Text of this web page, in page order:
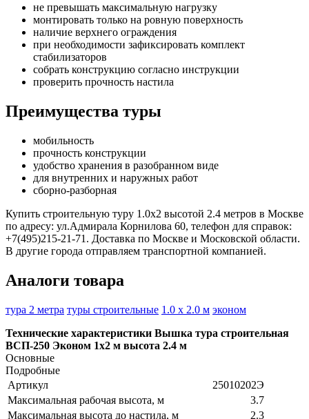
не превышать максимальную нагрузку
монтировать только на ровную поверхность
наличие верхнего ограждения
при необходимости зафиксировать комплект
стабилизаторов
собрать конструкцию согласно инструкции
проверить прочность настила
Преимущества туры
мобильность
прочность конструкции
удобство хранения в разобранном виде
для внутренних и наружных работ
сборно-разборная
Купить строительную туру 1.0х2 высотой 2.4 метров в Москве
по адресу: ул.Адмирала Корнилова 60, телефон для справок:
+7(495)215-21-71. Доставка по Москве и Московской области.
В другие города отправляем транспортной компанией.
Аналоги товара
тура 2 метра туры строительные 1.0 х 2.0 м эконом
Технические характеристики Вышка тура строительная
ВСП-250 Эконом 1х2 м высота 2.4 м
Основные
Подробные
Артикул
25010202Э
Максимальная рабочая высота, м
3.7
Максимальная высота до настила, м
2.3